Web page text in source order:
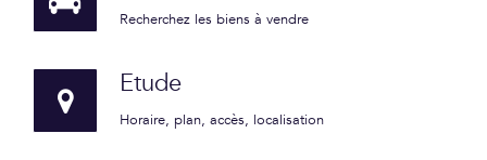
Recherchez les biens à vendre
Etude
Horaire, plan, accès, localisation